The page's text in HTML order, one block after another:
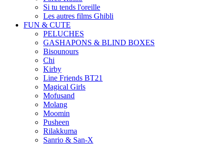
Si tu tends l'oreille
Les autres films Ghibli
FUN & CUTE
PELUCHES
GASHAPONS & BLIND BOXES
Bisounours
Chi
Kirby
Line Friends BT21
Magical Girls
Mofusand
Molang
Moomin
Pusheen
Rilakkuma
Sanrio & San-X